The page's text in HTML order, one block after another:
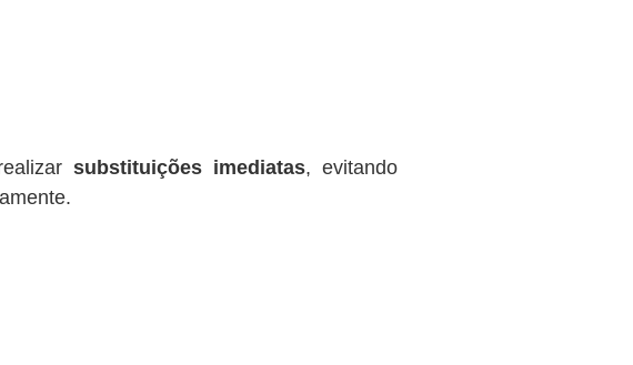
substituições imediatas, evitando